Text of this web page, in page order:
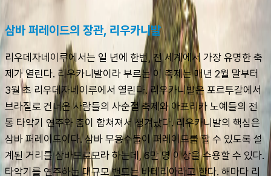
삼바 퍼레이드의 장관, 리우카니발
리우데자네이루에서는 일 년에 한번, 전 세계에서 가장 유명한 축
제가 열린다. 리우카니발이라 부르는 이 축제는 매년 2월 말부터
3월 초 리우데자네이루에서 열린다. 리우카니발은 포르투갈에서
브라질로 건너온 사람들의 사순절 축제와 아프리카 노예들의 전
통 타악기 연주와 춤이 합쳐져서 생겨났다. 리우카니발의 핵심은
삼바 퍼레이드이다. 삼바 무용수들이 퍼레이드를 할 수 있도록 설
계된 거리를 삼바드로모라 하는데, 6만 명 이상을 수용할 수 있다.
타악기를 연주하는 대규모 밴드는 바테리아라고 한다. 해마다 리